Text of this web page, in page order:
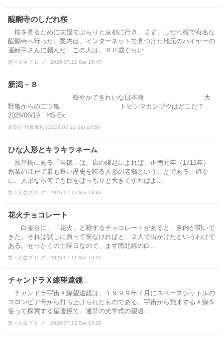
醍醐寺のしだれ桜
桜を見るために夫婦でぶらりと京都に行き、まず、しだれ桜で有名な
醍醐寺へ行った。案内は、インターネットで見つけた地元のハイヤーの
運転手さんに頼んだ。この人は、６０歳ぐらい...
悠々人生ブ ロ グ | 2026.07.11 Sat 15:47
新潟－８
穏やかできれいな日本海 大
野亀からの二ツ亀 トビシマカンゾウはどこだ？
2026/06/19 HS-Exi
高安山 写真散歩 | 2026.07.11 Sat 14:50
ひな人形とキラキラネーム
浅草橋にある「吉徳」は、店の縁起によれば、正徳元年（1711年）
創業の江戸で最も長い歴史を誇る人形の老舗ということである。確か
に、人形なら何でも目をぱっちりと大きくすればよ...
悠々人生ブ ロ グ | 2026.07.11 Sat 13:43
花火チョコレート
白金台に、「花火」と称するチョコレートがあると、家内が聞いて
きた。それは試しに買って来なければと、２人で出かけたというわけで
ある。せっかくの土曜日なので、まず南北線の白...
悠々人生ブ ロ グ | 2026.07.11 Sat 13:31
チャンドラＸ線望遠鏡
チャンドラ宇宙Ｘ線望遠鏡は、１９９９年７月にスペースシャトルの
コロンビア号から打ち上げられたものである。宇宙から飛来するＸ線を
使って探索する望遠鏡で、通常の光学式の望遠...
悠々人生ブ ロ グ | 2026.07.11 Sat 13:20